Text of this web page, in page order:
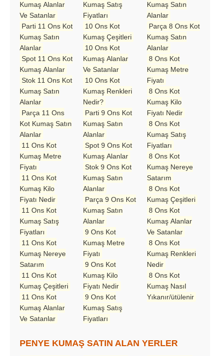
Kumaş Alanlar
Ve Satanlar
Parti 11 Ons Kot
Kumaş Satın
Alanlar
Spot 11 Ons Kot
Kumaş Alanlar
Stok 11 Ons Kot
Kumaş Satın
Alanlar
Parça 11 Ons
Kot Kumaş Satın
Alanlar
11 Ons Kot
Kumaş Metre
Fiyatı
11 Ons Kot
Kumaş Kilo
Fiyatı Nedir
11 Ons Kot
Kumaş Satış
Fiyatları
11 Ons Kot
Kumaş Nereye
Satarım
11 Ons Kot
Kumaş Çeşitleri
11 Ons Kot
Kumaş Alanlar
Ve Satanlar
Kumaş Satış
Fiyatları
10 Ons Kot
Kumaş Çeşitleri
10 Ons Kot
Kumaş Alanlar
Ve Satanlar
10 Ons Kot
Kumaş Renkleri
Nedir?
Parti 9 Ons Kot
Kumaş Satın
Alanlar
Spot 9 Ons Kot
Kumaş Alanlar
Stok 9 Ons Kot
Kumaş Satın
Alanlar
Parça 9 Ons Kot
Kumaş Satın
Alanlar
9 Ons Kot
Kumaş Metre
Fiyatı
9 Ons Kot
Kumaş Kilo
Fiyatı Nedir
9 Ons Kot
Kumaş Satış
Fiyatları
Kumaş Satın
Alanlar
Parça 8 Ons Kot
Kumaş Satın
Alanlar
8 Ons Kot
Kumaş Metre
Fiyatı
8 Ons Kot
Kumaş Kilo
Fiyatı Nedir
8 Ons Kot
Kumaş Satış
Fiyatları
8 Ons Kot
Kumaş Nereye
Satarım
8 Ons Kot
Kumaş Çeşitleri
8 Ons Kot
Kumaş Alanlar
Ve Satanlar
8 Ons Kot
Kumaş Renkleri
Nedir
8 Ons Kot
Kumaş Nasıl
Yıkanır/ütülenir
PENYE KUMAŞ SATIN ALAN YERLER